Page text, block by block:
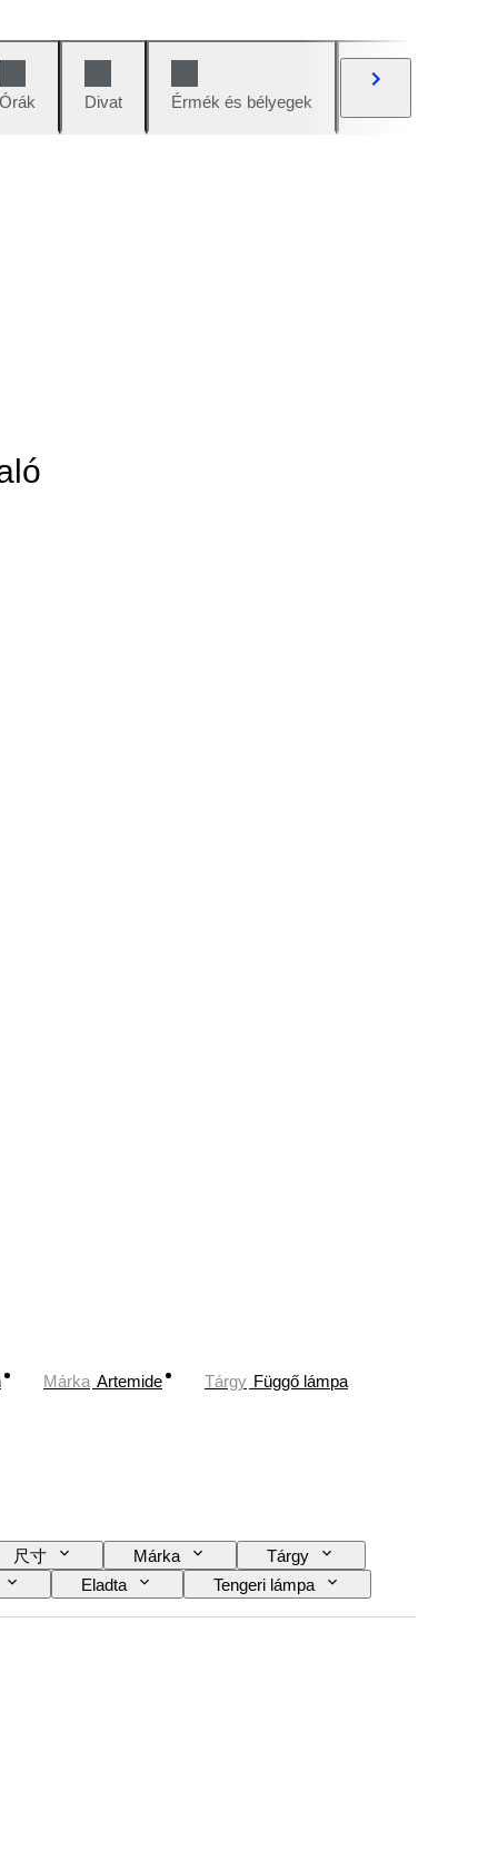
Órák Divat Érmék és bélyegek
Márka Artemide Tárgy Függő lámpa
尺寸 Márka
Tárgy
Eladta
Tengeri lámpa